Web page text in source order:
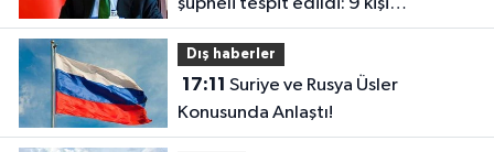
şüpheli tespit edildi: 9 kişi
tutuklandı
Dış haberler
17:11
Konusunda Anlaştı!